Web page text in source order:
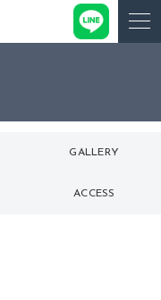
GALLERY
ギャラリー
ACCESS